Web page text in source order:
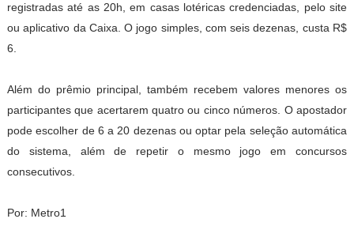
registradas até as 20h, em casas lotéricas credenciadas, pelo site
ou aplicativo da Caixa. O jogo simples, com seis dezenas, custa R$
6.
Além do prêmio principal, também recebem valores menores os
participantes que acertarem quatro ou cinco números. O apostador
pode escolher de 6 a 20 dezenas ou optar pela seleção automática
do sistema, além de repetir o mesmo jogo em concursos
consecutivos.
Por: Metro1